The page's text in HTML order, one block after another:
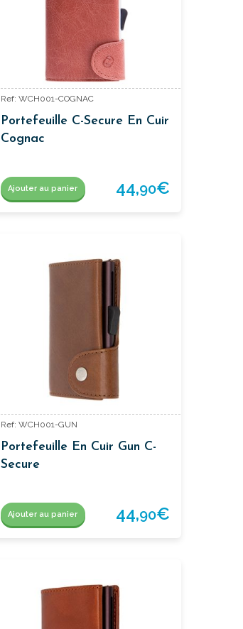
Ref: WCH001-COGNAC
Portefeuille C-Secure En Cuir
Cognac
Ajouter au panier 44,90€
Ref: WCH001-GUN
Portefeuille En Cuir Gun C-
Secure
Ajouter au panier 44,90€